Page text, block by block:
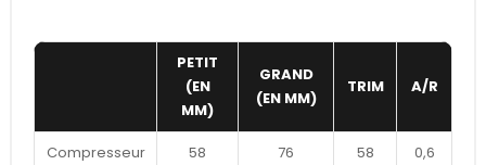
PETIT
(EN
MM)
GRAND
(EN MM)
TRIM A/R
Compresseur 58 76 58 0,6